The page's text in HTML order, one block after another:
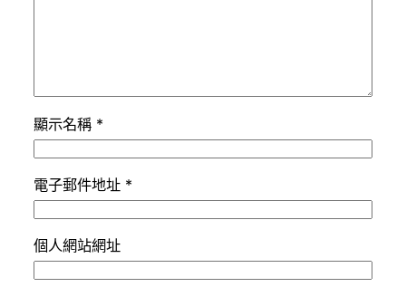
顯示名稱 *
電子郵件地址 *
個人網站網址